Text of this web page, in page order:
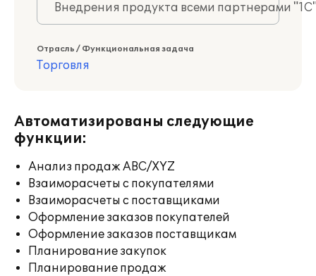
Внедрения продукта всеми партнерами
Отрасль / Функциональная задача
Торговля
Автоматизированы следующие
функции:
Анализ продаж ABC/XYZ
Взаиморасчеты с покупателями
Взаиморасчеты с поставщиками
Оформление заказов покупателей
Оформление заказов поставщикам
Планирование закупок
Планирование продаж